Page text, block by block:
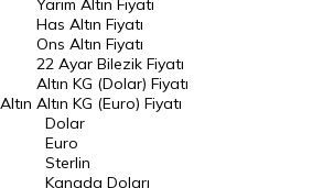
DÖVİZ
Döviz Kuru
Dolar Kuru
Euro Kuru
Pound Kuru
Altın
Yarım Altın Fiyatı
Has Altın Fiyatı
Ons Altın Fiyatı
22 Ayar Bilezik Fiyatı
Altın KG (Dolar) Fiyatı
Altın KG (Euro) Fiyatı
Dolar
Euro
Sterlin
Kanada Doları